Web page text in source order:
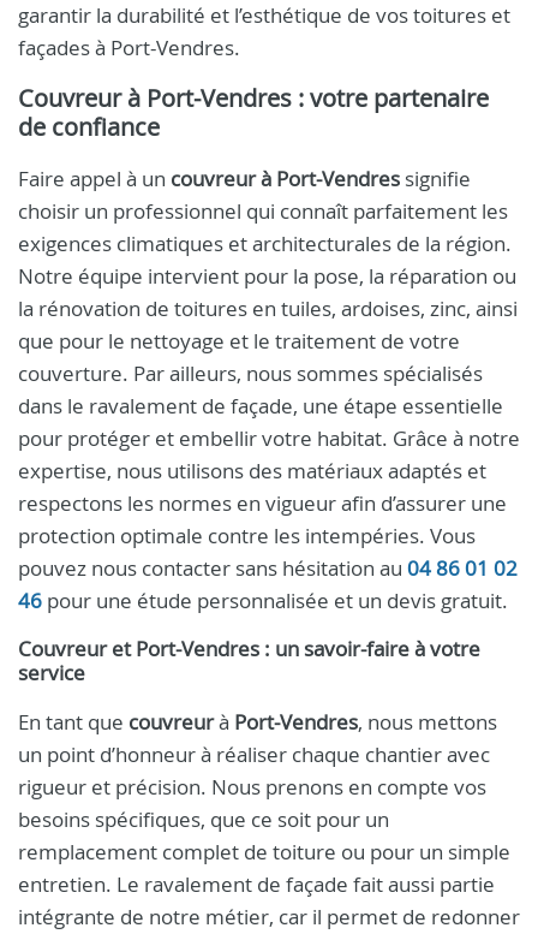
garantir la durabilité et l’esthétique de vos toitures et
façades à Port-Vendres.
Couvreur à Port-Vendres : votre partenaire
de confiance
Faire appel à un couvreur à Port-Vendres signifie
choisir un professionnel qui connaît parfaitement les
exigences climatiques et architecturales de la région.
Notre équipe intervient pour la pose, la réparation ou
la rénovation de toitures en tuiles, ardoises, zinc, ainsi
que pour le nettoyage et le traitement de votre
couverture. Par ailleurs, nous sommes spécialisés
dans le ravalement de façade, une étape essentielle
pour protéger et embellir votre habitat. Grâce à notre
expertise, nous utilisons des matériaux adaptés et
respectons les normes en vigueur afin d’assurer une
protection optimale contre les intempéries. Vous
pouvez nous contacter sans hésitation au 04 86 01 02
46 pour une étude personnalisée et un devis gratuit.
Couvreur et Port-Vendres : un savoir-faire à votre
service
En tant que couvreurà Port-Vendres, nous mettons
un point d’honneur à réaliser chaque chantier avec
rigueur et précision. Nous prenons en compte vos
besoins spécifiques, que ce soit pour un
remplacement complet de toiture ou pour un simple
entretien. Le ravalement de façade fait aussi partie
intégrante de notre métier, car il permet de redonner